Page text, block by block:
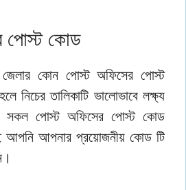
পোস্ট কোড
জেলার কোন পোস্ট অফিসের পোস্ট
নিচের তালিকাটি ভালোভাবে লক্ষ্য
সকল পোস্ট অফিসের পোস্ট কোড
আপনি আপনার প্রয়োজনীয় কোড টি